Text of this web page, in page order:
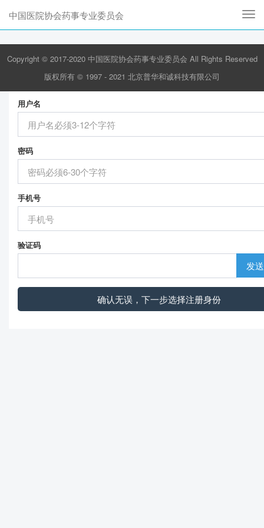
中国医院协会药事专业委员会
用户名
密码
手机号
验证码
发
确认无误，下一步选择注册身份
Copyright © 2017-2020 中国医院协会药事专业委员会 All Rights Reserved
版权所有 © 1997 - 2021 北京普华和诚科技有限公司